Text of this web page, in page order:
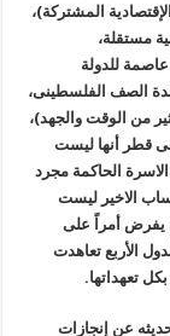
المشتركة)،
مستقلة،
للدولة
الصف الفلسطينى،
من الوقت والجهد)،
قطر أنها ليست
الحاكمة مجرد
الاخير ليست
يفرض أمراً على
الأربع تعاهدت
تعهداتها.
عن إنجازات